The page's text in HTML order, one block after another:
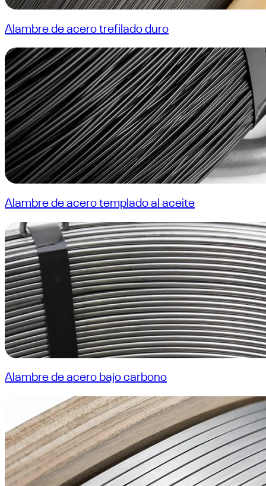
Alambre de acero trefilado duro
Alambre de acero templado al aceite
Alambre de acero bajo carbono